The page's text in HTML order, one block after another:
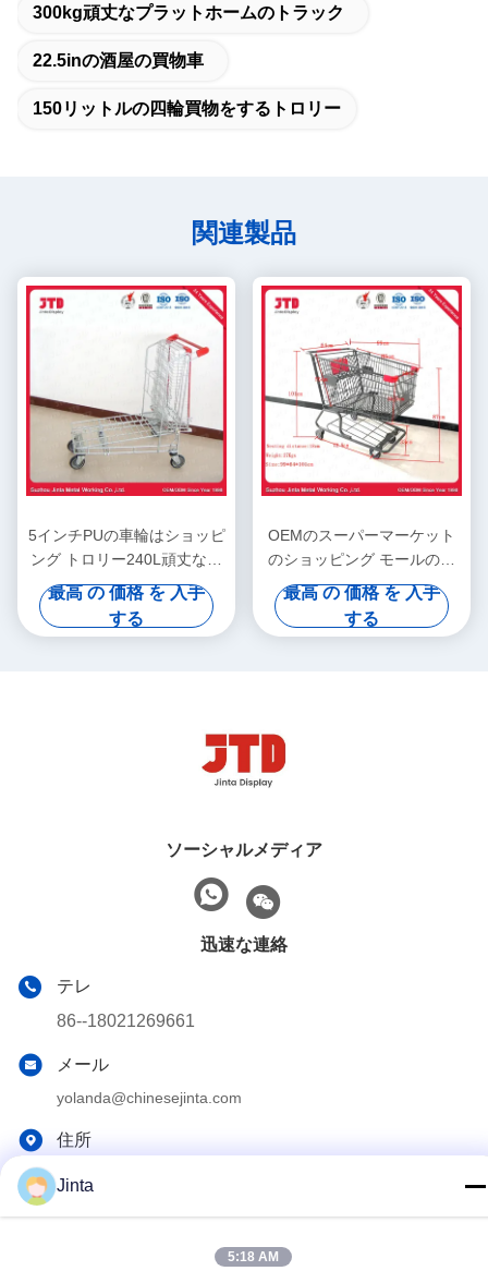
300kg頑丈なプラットホームのトラック
22.5inの酒屋の買物車
150リットルの四輪買物をするトロリー
関連製品
5インチPUの車輪はショッピ
ング トロリー240L頑丈な貨
物トロリーに金属をかぶせる
最高 の 価格 を 入手
する
OEMのスーパーマーケット
のショッピング モールのト
ロリー180L頑丈な鋼鉄買物
車
最高 の 価格 を 入手
する
ソーシャルメディア
迅速な連絡
テレ
86--18021269661
メール
yolanda@chinesejinta.com
住所
江蘇省、中国
Jinta
5:18 AM